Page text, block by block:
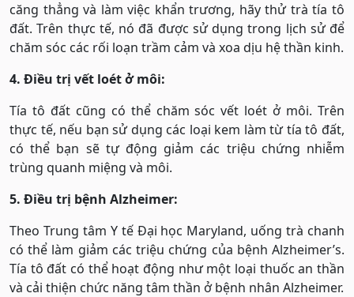
căng thẳng và làm việc khẩn trương, hãy thử trà tía tô
đất. Trên thực tế, nó đã được sử dụng trong lịch sử để
chăm sóc các rối loạn trầm cảm và xoa dịu hệ thần kinh.
4. Điều trị vết loét ở môi:
Tía tô đất cũng có thể chăm sóc vết loét ở môi. Trên
thực tế, nếu bạn sử dụng các loại kem làm từ tía tô đất,
có thể bạn sẽ tự động giảm các triệu chứng nhiễm
trùng quanh miệng và môi.
5. Điều trị bệnh Alzheimer:
Theo Trung tâm Y tế Đại học Maryland, uống trà chanh
có thể làm giảm các triệu chứng của bệnh Alzheimer’s.
Tía tô đất có thể hoạt động như một loại thuốc an thần
và cải thiện chức năng tâm thần ở bệnh nhân Alzheimer.